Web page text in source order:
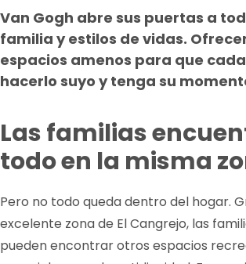
Van Gogh abre sus puertas a
familia y estilos de vidas.
espacios amenos para que
hacerlo suyo y tenga su
Las familias
todo en la misma
Pero no todo queda dentro del hogar.
excelente zona de El Cangrejo, las
pueden encontrar otros espacios